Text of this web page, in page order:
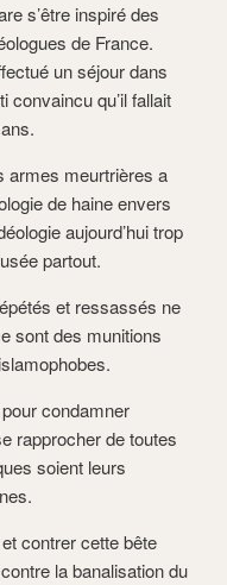
s’être inspiré des
de France.
un séjour dans
convaincu qu’il fallait
armes meurtrières a
de haine envers
aujourd’hui trop
partout.
et ressassés ne
sont des munitions
condamner
rapprocher de toutes
soient leurs
contrer cette bête
la banalisation du